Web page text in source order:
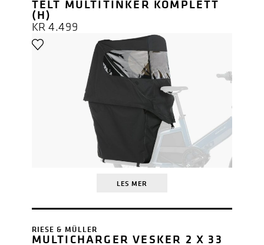
TELT MULTITINKER KOMPLETT
(H)
KR4.499
LES MER
RIESE & MÜLLER
MULTICHARGER VESKER 2 X 33